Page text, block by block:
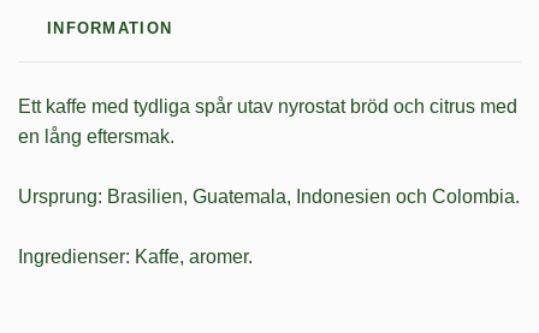
INFORMATION
Ett kaffe med tydliga spår utav nyrostat bröd och citrus med
en lång eftersmak.
Ursprung: Brasilien, Guatemala, Indonesien och Colombia.
Ingredienser: Kaffe, aromer.